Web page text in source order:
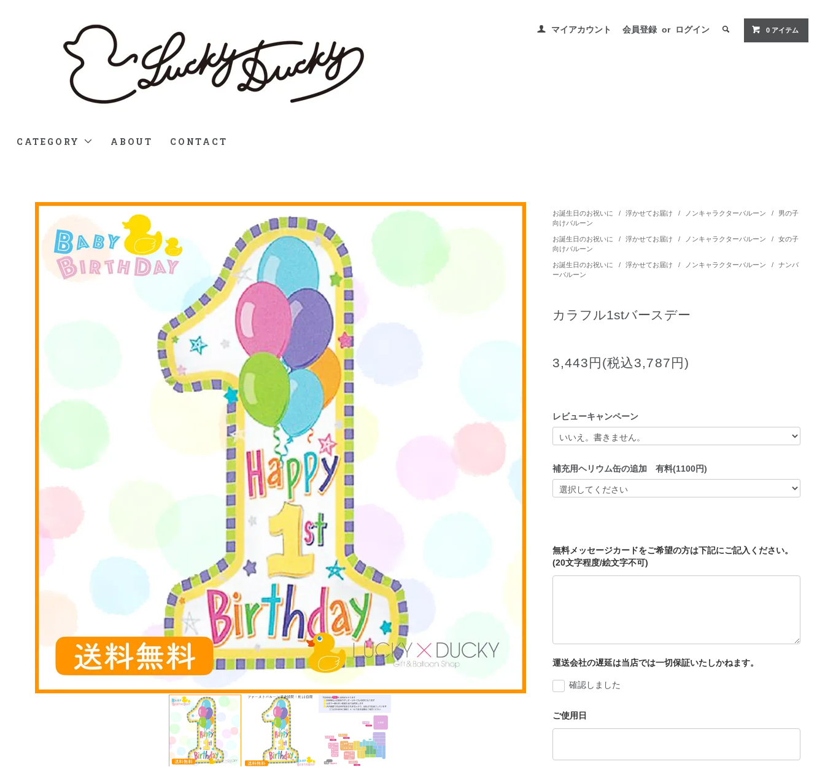
マイアカウント 会員登録 or ログイン 0 アイテム
CATEGORY ABOUT CONTACT
お誕生日のお祝いに / 浮かせてお届け / ノンキャラクターバルーン /
男の子
向けバルーン
お誕生日のお祝いに / 浮かせてお届け / ノンキャラクターバルーン /
女の子
向けバルーン
お誕生日のお祝いに / 浮かせてお届け / ノンキャラクターバルーン /
ナンバ
ーバルーン
カラフル1stバースデー
3,443円(税込3,787円)
レビューキャンペーン
補充用ヘリウム缶の追加 有料(1100円)
無料メッセージカードをご希望の方は下記にご記入ください。
(20文字程度/絵文字不可)
運送会社の遅延は当店では一切保証いたしかねます。
確認しました
ご使用日